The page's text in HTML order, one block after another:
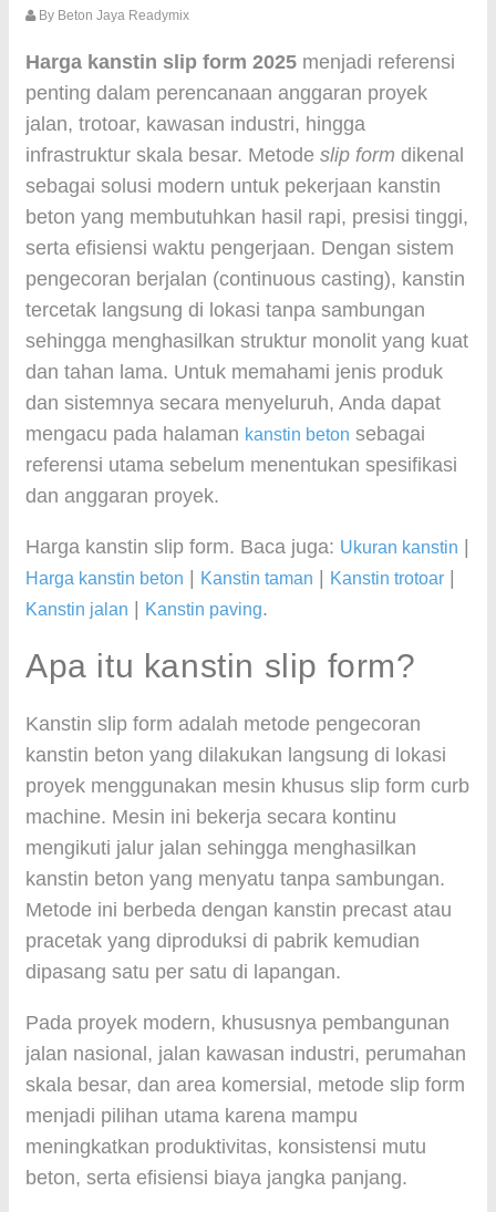
By Beton Jaya Readymix
Harga kanstin slip form 2025 menjadi referensi
penting dalam perencanaan anggaran proyek
jalan, trotoar, kawasan industri, hingga
infrastruktur skala besar. Metode slip form dikenal
sebagai solusi modern untuk pekerjaan kanstin
beton yang membutuhkan hasil rapi, presisi tinggi,
serta efisiensi waktu pengerjaan. Dengan sistem
pengecoran berjalan (continuous casting), kanstin
tercetak langsung di lokasi tanpa sambungan
sehingga menghasilkan struktur monolit yang kuat
dan tahan lama. Untuk memahami jenis produk
dan sistemnya secara menyeluruh, Anda dapat
mengacu pada halaman kanstin beton sebagai
referensi utama sebelum menentukan spesifikasi
dan anggaran proyek.
Harga kanstin slip form. Baca juga: Ukuran kanstin
Harga kanstin beton Kanstin taman Kanstin trotoar
Kanstin jalan Kanstin paving.
Apa itu kanstin slip form?
Kanstin slip form adalah metode pengecoran
kanstin beton yang dilakukan langsung di lokasi
proyek menggunakan mesin khusus slip form curb
machine. Mesin ini bekerja secara kontinu
mengikuti jalur jalan sehingga menghasilkan
kanstin beton yang menyatu tanpa sambungan.
Metode ini berbeda dengan kanstin precast atau
pracetak yang diproduksi di pabrik kemudian
dipasang satu per satu di lapangan.
Pada proyek modern, khususnya pembangunan
jalan nasional, jalan kawasan industri, perumahan
skala besar, dan area komersial, metode slip form
menjadi pilihan utama karena mampu
meningkatkan produktivitas, konsistensi mutu
beton, serta efisiensi biaya jangka panjang.